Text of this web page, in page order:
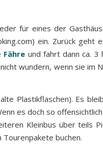
für eines der
ein. Zurück geht
Fähre und fahrt dann ca. 3
wundern, wenn sie im
Plastikflaschen). Es
es doch so
Kleinbus über teils
Tourenpakete buchen.